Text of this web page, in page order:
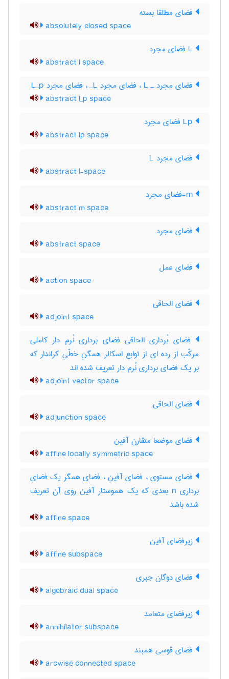
فضای مطلقا بسته
absolutely closed space
abstract l space
فضای مجرد ـ L‌ ، فضای مجرد L‌_ ، فضای مجرد L‌_‌p
abstract l_p space
abstract lp space
فضای مجرد L
abstract l-space
abstract m space
فضای مجرد
abstract space
فضای عمل
action space
فضای الحاقی
adjoint space
فضای بُرداری الحاقی فضای برداری نُرم دار کاملی
مرکّب از رده ای از توابع اسکالر همگنِ خطّیِ کراندار که
بر یک فضای برداری نُرم دار تعریف شده اند
adjoint vector space
فضای الحاقی
adjunction space
فضای موضعا متقارن آفین
affine locally symmetric space
فضای مستوی ، فضای آفین ، فضای همگر یک فضای
برداری n بعدی که یک هموستار آفین روی آن تعریف
شده باشد
affine space
زیرفضای آفین
affine subspace
فضای دوگان جبری
algebraic dual space
زیرفضای متعامد
annihilator subspace
فضای قوسی همبند
arcwise connected space